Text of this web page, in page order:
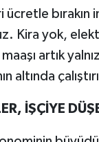
ücretle bırakın
Kira yok,
artık
altında
İŞÇİYE